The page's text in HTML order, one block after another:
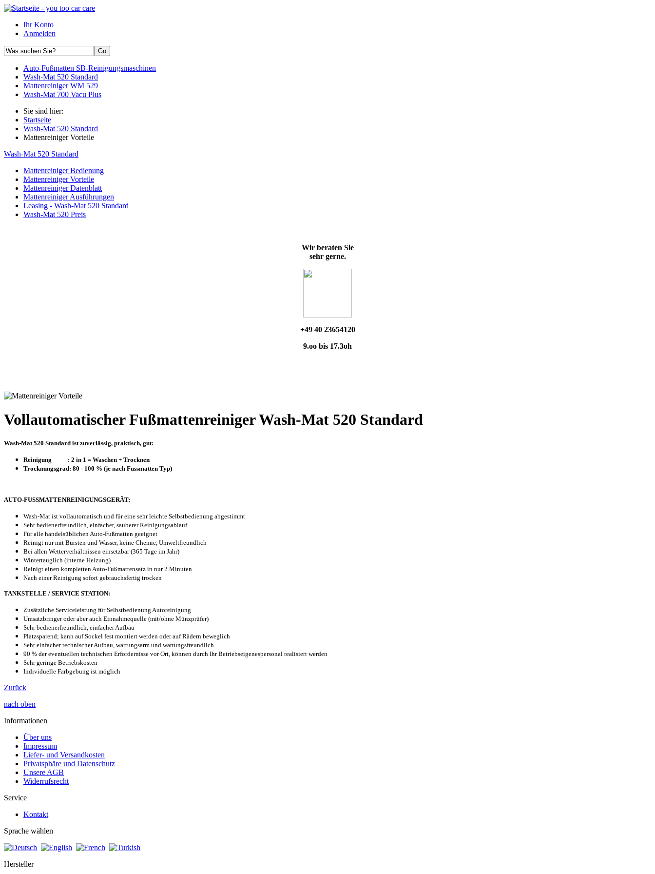
Ihr Konto
Anmelden
Auto-Fußmatten SB-Reinigungsmaschinen
Wash-Mat 520 Standard
Mattenreiniger WM 529
Wash-Mat 700 Vacu Plus
Sie sind hier:
Startseite
Wash-Mat 520 Standard
Mattenreiniger Vorteile
Wash-Mat 520 Standard
Mattenreiniger Bedienung
Mattenreiniger Vorteile
Mattenreiniger Datenblatt
Mattenreiniger Ausführungen
Leasing - Wash-Mat 520 Standard
Wash-Mat 520 Preis
Wir beraten Sie
sehr gerne.
+49 40 23654120
9.oo bis 17.3oh
Vollautomatischer Fußmattenreiniger Wash-Mat 520 Standard
Wash-Mat 520 Standard ist zuverlässig, praktisch, gut:
Reinigung : 2 in 1 = Waschen + Trocknen
Trocknungsgrad: 80 - 100 % (je nach Fussmatten Typ)
AUTO-FUSSMATTENREINIGUNGSGERÄT:
Wash-Mat ist vollautomatisch und für eine sehr leichte Selbstbedienung abgestimmt
Sehr bedienerfreundlich, einfacher, sauberer Reinigungsablauf
Für alle handelsüblichen Auto-Fußmatten geeignet
Reinigt nur mit Bürsten und Wasser, keine Chemie, Umweltfreundlich
Bei allen Wetterverhältnissen einsetzbar (365 Tage im Jahr)
Wintertauglich (interne Heizung)
Reinigt einen kompletten Auto-Fußmattensatz in nur 2 Minuten
Nach einer Reinigung sofort gebrauchsfertig trocken
TANKSTELLE / SERVICE STATION:
Zusätzliche Serviceleistung für Selbstbedienung Autoreinigung
Umsatzbringer oder aber auch Einnahmequelle (mit/ohne Münzprüfer)
Sehr bedienerfreundlich, einfacher Aufbau
Platzsparend; kann auf Sockel fest montiert werden oder auf Rädern beweglich
Sehr einfacher technischer Aufbau, wartungsarm und wartungsfreundlich
90 % der eventuellen technischen Erfordernisse vor Ort, können durch Ihr Betriebseigenespersonal realisiert werden
Sehr geringe Betriebskosten
Individuelle Farbgebung ist möglich
Zurück
nach oben
Informationen
Über uns
Impressum
Liefer- und Versandkosten
Privatsphäre und Datenschutz
Unsere AGB
Widerrufsrecht
Service
Kontakt
Sprache wählen
Hersteller